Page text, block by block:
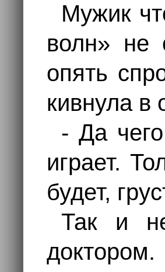
Мужик
волн» не
опять
кивнула в
- Да
играет.
будет,
Так и